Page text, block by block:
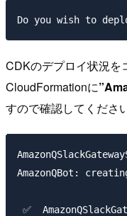
CDKのデプロイ状況を
CloudFormationに
すので確認してください
AmazonQBot:
✅